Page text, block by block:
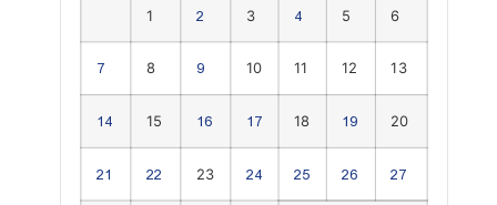
1 2 3 4 5 6
7 8 9 10 11 12 13
14 15 16 17 18 19 20
21 22 23 24 25 26 27